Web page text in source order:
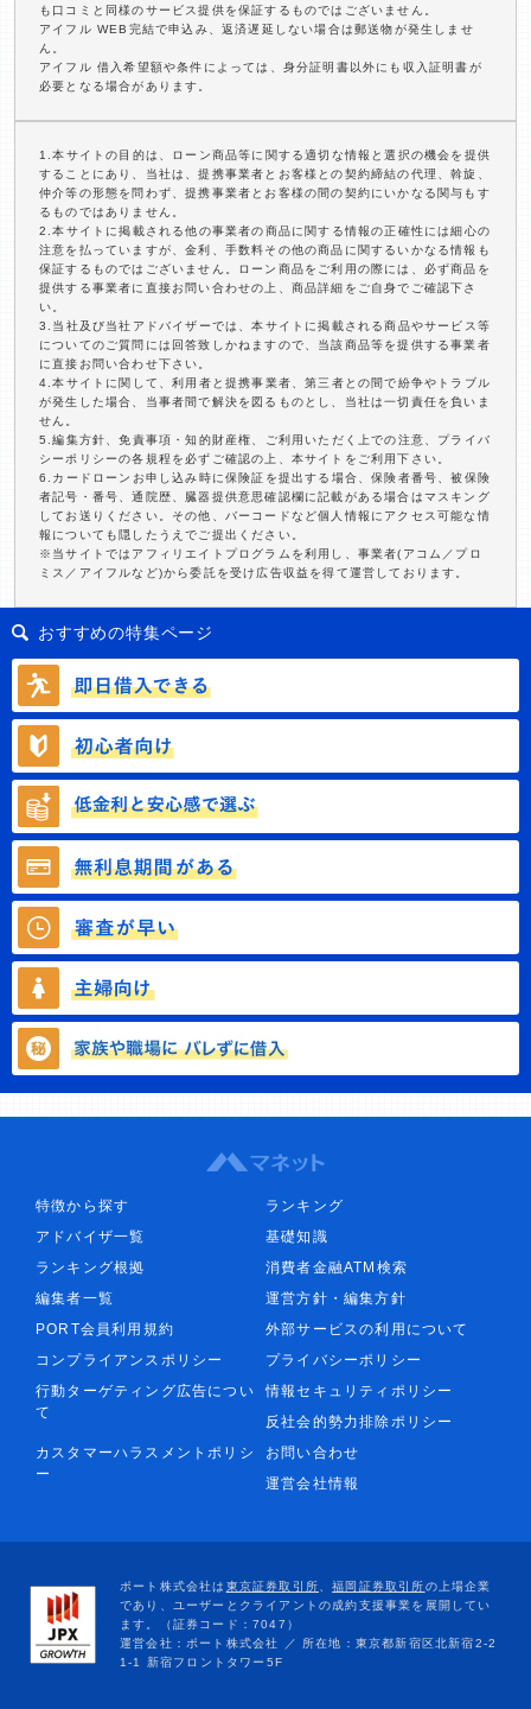
も口コミと同様のサービス提供を保証するものではございません。
アイフル WEB完結で申込み、返済遅延しない場合は郵送物が発生しませ
ん。
アイフル 借入希望額や条件によっては、身分証明書以外にも収入証明書が
必要となる場合があります。
1.本サイトの目的は、ローン商品等に関する適切な情報と選択の機会を提供
することにあり、当社は、提携事業者とお客様との契約締結の代理、斡旋、
仲介等の形態を問わず、提携事業者とお客様の間の契約にいかなる関与もす
るものではありません。
2.本サイトに掲載される他の事業者の商品に関する情報の正確性には細心の
注意を払っていますが、金利、手数料その他の商品に関するいかなる情報も
保証するものではございません。ローン商品をご利用の際には、必ず商品を
提供する事業者に直接お問い合わせの上、商品詳細をご自身でご確認下さ
い。
3.当社及び当社アドバイザーでは、本サイトに掲載される商品やサービス等
についてのご質問には回答致しかねますので、当該商品等を提供する事業者
に直接お問い合わせ下さい。
4.本サイトに関して、利用者と提携事業者、第三者との間で紛争やトラブル
が発生した場合、当事者間で解決を図るものとし、当社は一切責任を負いま
せん。
5.編集方針、免責事項・知的財産権、ご利用いただく上での注意、プライバ
シーポリシーの各規程を必ずご確認の上、本サイトをご利用下さい。
6.カードローンお申し込み時に保険証を提出する場合、保険者番号、被保険
者記号・番号、通院歴、臓器提供意思確認欄に記載がある場合はマスキング
してお送りください。その他、バーコードなど個人情報にアクセス可能な情
報についても隠したうえでご提出ください。
※当サイトではアフィリエイトプログラムを利用し、事業者(アコム／プロ
ミス／アイフルなど)から委託を受け広告収益を得て運営しております。
おすすめの特集ページ
特徴から探す
ランキング
アドバイザ一覧
基礎知識
ランキング根拠
消費者金融ATM検索
編集者一覧
運営方針・編集方針
PORT会員利用規約
外部サービスの利用について
コンプライアンスポリシー
プライバシーポリシー
行動ターゲティング広告につい
て
情報セキュリティポリシー
反社会的勢力排除ポリシー
カスタマーハラスメントポリシ
ー
お問い合わせ
運営会社情報